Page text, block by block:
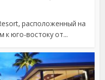
расположенный на
к юго-востоку от...